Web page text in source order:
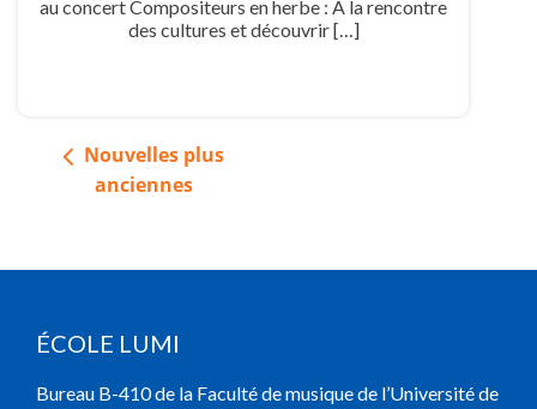
au concert Compositeurs en herbe : À la rencontre
des cultures et découvrir […]
NavigationNouvelles plus
anciennes
ÉCOLE LUMI
Bureau B-410 de la Faculté de musique de l’Université de